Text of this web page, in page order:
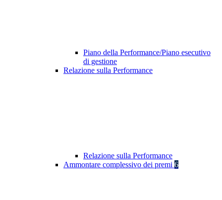
Piano della Performance/Piano esecutivo
di gestione
Relazione sulla Performance
Relazione sulla Performance
Ammontare complessivo dei premi 6